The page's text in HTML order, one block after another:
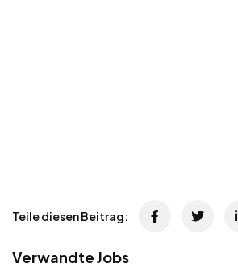
Teile diesen Beitrag:
Verwandte Jobs